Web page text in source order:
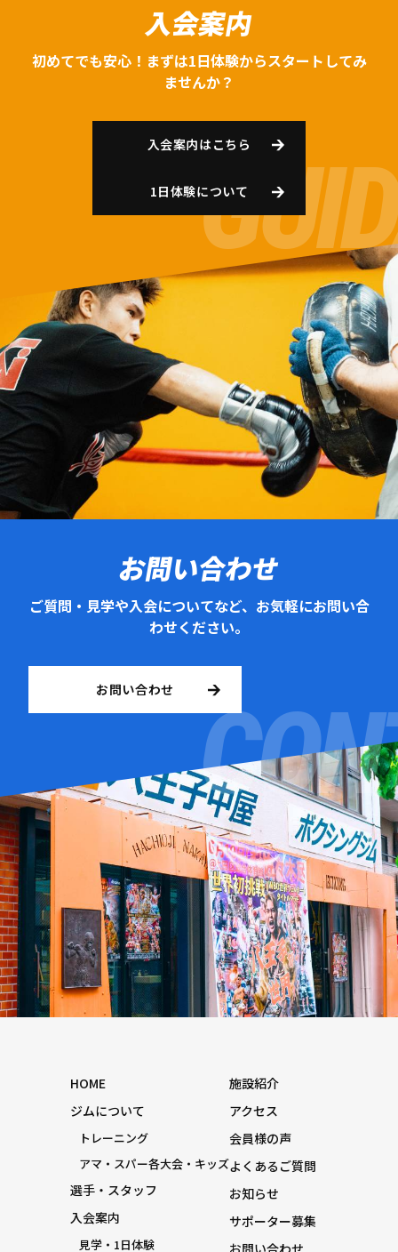
入会案内
初めてでも安心！まずは1日体験からスタートしてみ
ませんか？
入会案内はこちら
1日体験について
お問い合わせ
ご質問・見学や入会についてなど、お気軽にお問い合
わせください。
お問い合わせ
HOME
ジムについて
トレーニング
アマ・スパー各大会・キッズ
選手・スタッフ
入会案内
見学・1日体験
施設紹介
アクセス
会員様の声
よくあるご質問
お知らせ
サポーター募集
お問い合わせ